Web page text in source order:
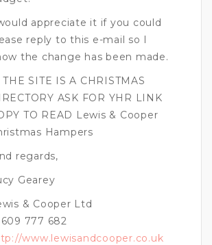
appreciate it if you could
reply to this e-mail so I
the change has been made.
THE SITE IS A CHRISTMAS
ASK FOR YHR LINK
TO READ Lewis & Cooper
Hampers
regards,
Gearey
& Cooper Ltd
777 682
www.lewisandcooper.co.uk